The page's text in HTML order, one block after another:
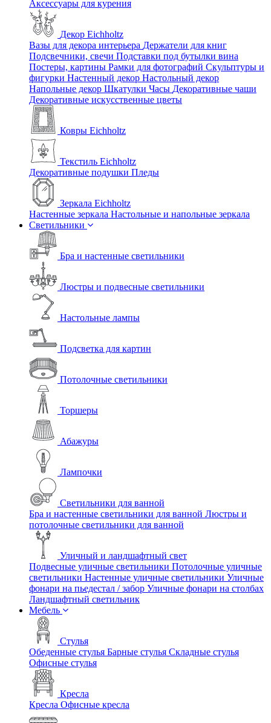
Аксессуары для курения
Декор Eichholtz
Вазы для декора интерьера Держатели для книг
Подсвечники, свечи Подставки под бутылки вина
Постеры, картины Рамки для фотографий Скульптуры и
фигурки Настенный декор Настольный декор
Напольные декор Шкатулки Часы Декоративные чаши
Декоративные искусственные цветы
Ковры Eichholtz
Текстиль Eichholtz
Декоративные подушки Пледы
Зеркала Eichholtz
Настенные зеркала Настольные и напольные зеркала
Светильники
Бра и настенные светильники
Люстры и подвесные светильники
Настольные лампы
Подсветка для картин
Потолочные светильники
Торшеры
Абажуры
Лампочки
Светильники для ванной
Бра и настенные светильники для ванной Люстры и
потолочные светильники для ванной
Уличный и ландшафтный свет
Подвесные уличные светильники Потолочные уличные
светильники Настенные уличные светильники Уличные
фонари на пьедестал / забор Уличные фонари на столбах
Ландшафтный светильник
Мебель
Стулья
Обеденные стулья Барные стулья Складные стулья
Офисные стулья
Кресла
Кресла Офисные кресла